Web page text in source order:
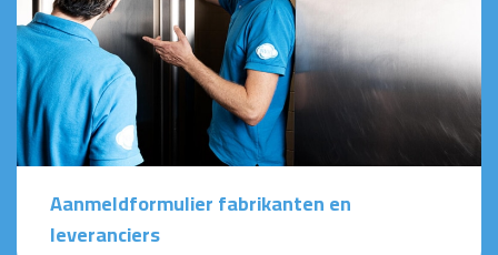
Aanmeldformulier fabrikanten en
leveranciers